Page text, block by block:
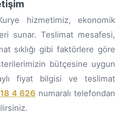
hizmetimiz, ekonomik
sunar. Teslimat mesafesi,
sıklığı gibi faktörlere göre
bütçesine uygun
fiyat bilgisi ve teslimat
4 626 numaralı telefondan